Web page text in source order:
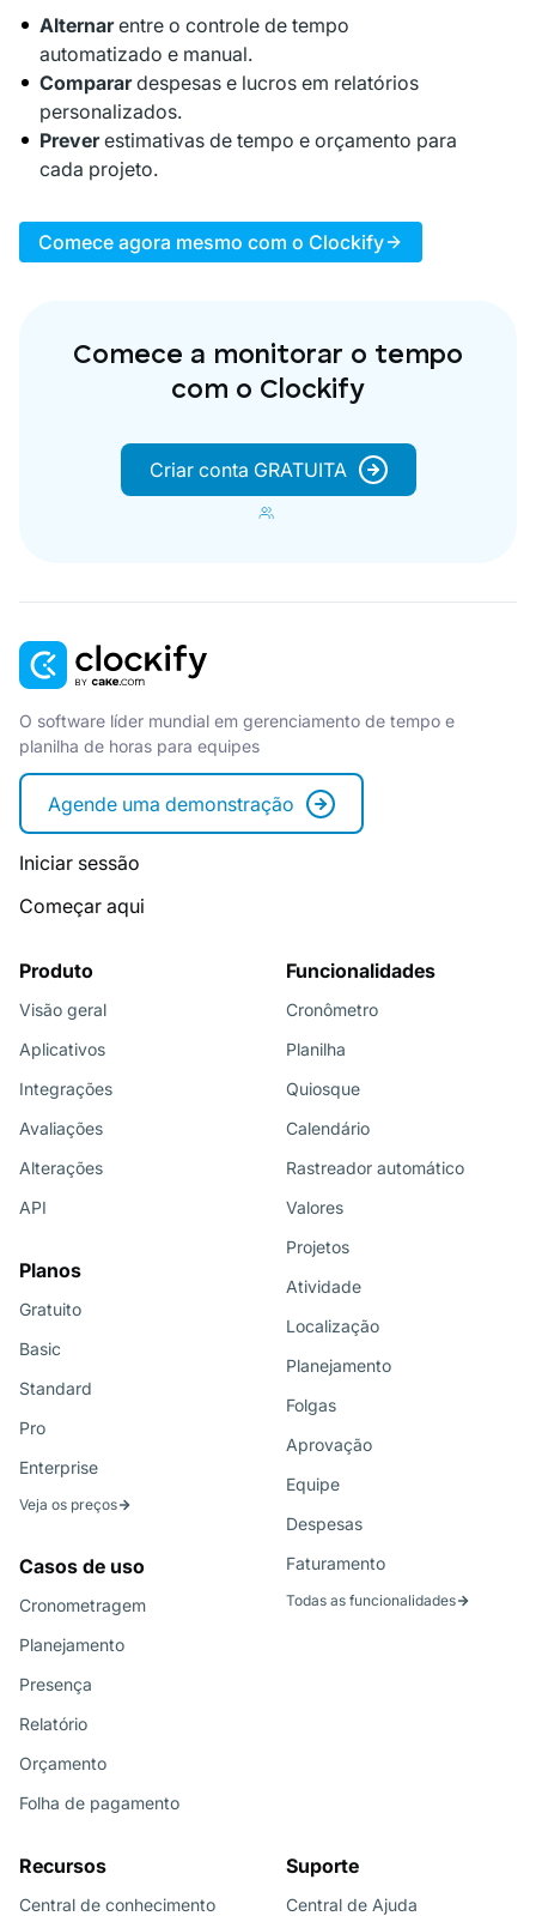
Alternarentre o controle de tempo
automatizado e manual.
Comparardespesas e lucros em relatórios
personalizados.
Preverestimativas de tempo e orçamento para
cada projeto.
Comece agora mesmo com o Clockify
Comece a monitorar o tempo
com o Clockify
Criar conta GRATUITA
O software líder mundial em gerenciamento de tempo e
planilha de horas para equipes
Agende uma demonstração
Iniciar sessão
Começar aqui
Produto
Visão geral
Aplicativos
Integrações
Avaliações
Alterações
API
Planos
Gratuito
Basic
Standard
Pro
Enterprise
Veja os preços
Casos de uso
Cronometragem
Planejamento
Presença
Relatório
Orçamento
Folha de pagamento
Funcionalidades
Cronômetro
Planilha
Quiosque
Calendário
Rastreador automático
Valores
Projetos
Atividade
Localização
Planejamento
Folgas
Aprovação
Equipe
Despesas
Faturamento
Todas as funcionalidades
Recursos
Central de conhecimento
Suporte
Central de Ajuda